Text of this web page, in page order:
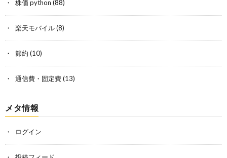
株価 python (88)
楽天モバイル(8)
節約 (10)
通信費・固定費(13)
メタ情報
ログイン